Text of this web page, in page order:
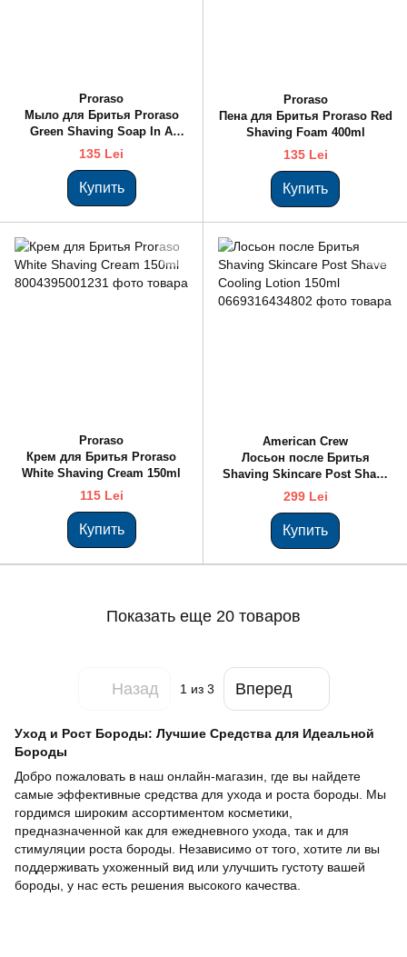
Proraso
Мыло для Бритья Proraso
Green Shaving Soap In A
Bowl 150ml
135 Lei
Купить
Proraso
Пена для Бритья Proraso Red
Shaving Foam 400ml
135 Lei
Купить
Proraso
Крем для Бритья Proraso
White Shaving Cream 150ml
115 Lei
Купить
American Crew
Лосьон после Бритья
Shaving Skincare Post Shave
Cooling Lotion 150ml
299 Lei
Купить
Показать еще 20 товаров
Назад 1из 3 Вперед
Уход и Рост Бороды: Лучшие Средства для Идеальной
Бороды
Добро пожаловать в наш онлайн-магазин, где вы найдете
самые эффективные средства для ухода и роста бороды. Мы
гордимся широким ассортиментом косметики,
предназначенной как для ежедневного ухода, так и для
стимуляции роста бороды. Независимо от того, хотите ли вы
поддерживать ухоженный вид или улучшить густоту вашей
бороды, у нас есть решения высокого качества.